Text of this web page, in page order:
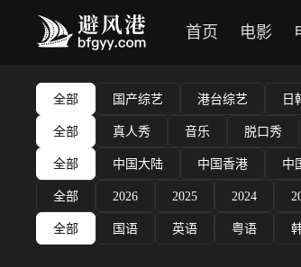
首页 电影
全部 国产综艺 港台综艺 日
全部 真人秀 音乐 脱口秀
全部 中国大陆 中国香港 中
全部 2026 2025 2024
全部 国语 英语 粤语